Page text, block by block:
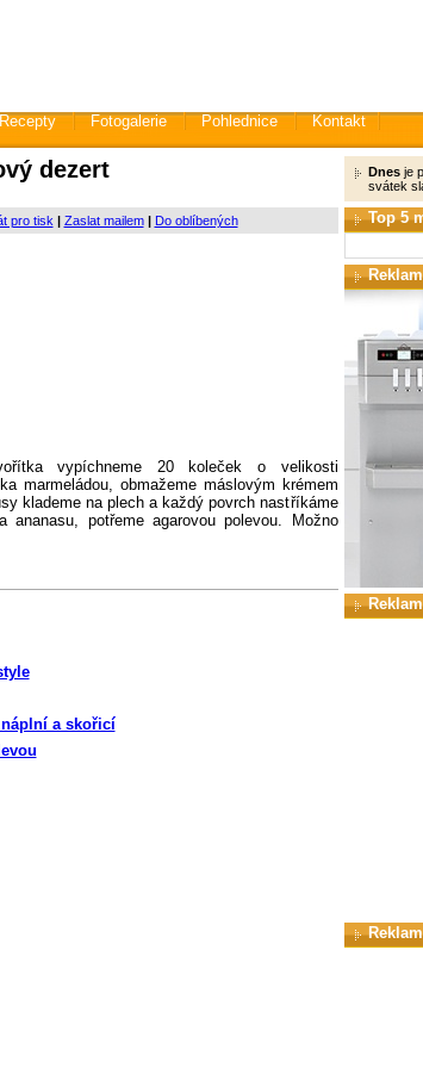
Fotogalerie Pohlednice Kontakt
dezert
pro tisk | Zaslat mailem | Do oblíbených
vypíchneme 20 koleček o velikosti
marmeládou, obmažeme máslovým krémem
klademe na plech a každý povrch nastříkáme
ananasu, potřeme agarovou polevou. Možno
a skořicí
Dnesje
svátek
Top 5